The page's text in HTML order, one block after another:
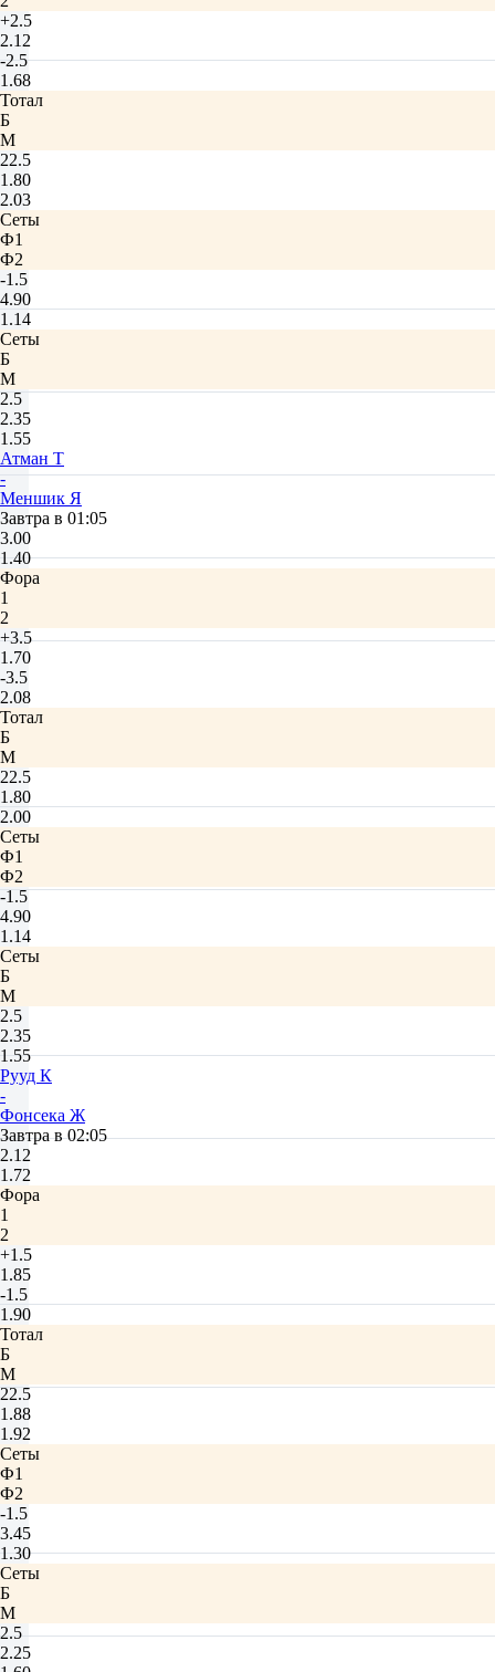
+2.5
2.12
-2.5
1.68
Тотал
Б
М
22.5
1.80
2.03
Сеты
Ф1
Ф2
-1.5
4.90
1.14
Сеты
Б
М
2.5
2.35
1.55
Атман Т
-
Меншик Я
Завтра в 01:05
3.00
1.40
Фора
1
2
+3.5
1.70
-3.5
2.08
Тотал
Б
М
22.5
1.80
2.00
Сеты
Ф1
Ф2
-1.5
4.90
1.14
Сеты
Б
М
2.5
2.35
1.55
Рууд К
-
Фонсека Ж
Завтра в 02:05
2.12
1.72
Фора
1
2
+1.5
1.85
-1.5
1.90
Тотал
Б
М
22.5
1.88
1.92
Сеты
Ф1
Ф2
-1.5
3.45
1.30
Сеты
Б
М
2.5
2.25